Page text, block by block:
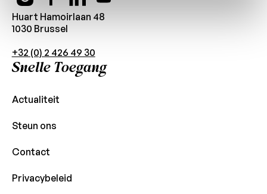
Huart Hamoirlaan 48
1030 Brussel
+32 (0) 2 426 49 30
Snelle Toegang
Actualiteit
Steun ons
Contact
Privacybeleid